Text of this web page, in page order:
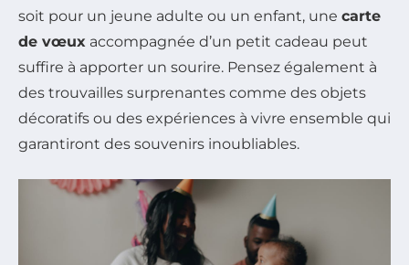
soit pour un jeune adulte ou un enfant, une carte
de vœux accompagnée d’un petit cadeau peut
suffire à apporter un sourire. Pensez également à
des trouvailles surprenantes comme des objets
décoratifs ou des expériences à vivre ensemble qui
garantiront des souvenirs inoubliables.